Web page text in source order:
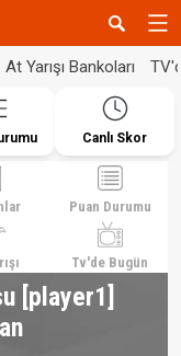
At Yarışı Bankoları
Canlı Skor
Puan Durumu
Tv'de Bugün
[player1]